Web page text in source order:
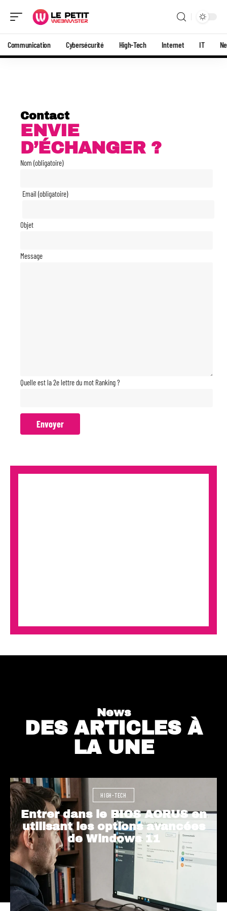
Communication Cybersécurité High-Tech Internet IT
Contact
ENVIE
D’ÉCHANGER ?
Nom (obligatoire)
Email (obligatoire)
Objet
Message
Quelle est la 2e lettre du mot Ranking ?
News
DES ARTICLES À
LA UNE
HIGH-TECH
Entrer dans le BIOS AORUS en
utilisant les options avancées
de Windows 11